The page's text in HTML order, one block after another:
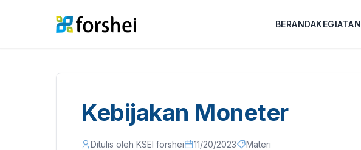
BERANDAKEGIATAN
Kebijakan Moneter
Ditulis oleh KSEI forshei 11/20/2023 Materi